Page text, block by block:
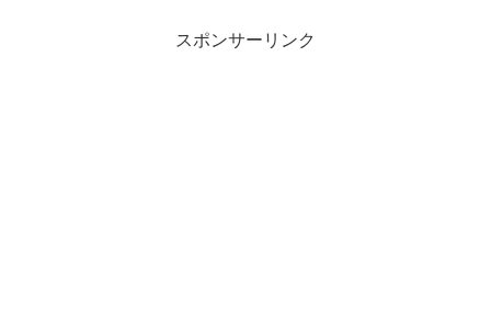
スポンサーリンク